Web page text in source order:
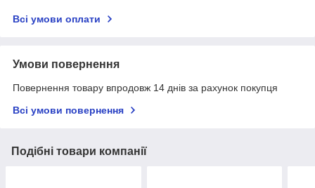
Всі умови оплати
Умови повернення
Повернення товару впродовж 14 днів за рахунок покупця
Всі умови повернення
Подібні товари компанії